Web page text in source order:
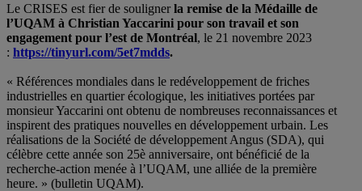
Le CRISES est fier de soulignerla remise de la Médaille de
l’UQAM à Christian Yaccarini pour son travail et son
engagement pour l’est de Montréal, le 21 novembre 2023
: https://tinyurl.com/5et7mdds.
« Références mondiales dans le redéveloppement de friches
industrielles en quartier écologique, les initiatives portées par
monsieur Yaccarini ont obtenu de nombreuses reconnaissances et
inspirent des pratiques nouvelles en développement urbain. Les
réalisations de la Société de développement Angus (SDA), qui
célèbre cette année son 25è anniversaire, ont bénéficié de la
recherche-action menée à l’UQAM, une alliée de la première
heure. » (bulletin UQAM).